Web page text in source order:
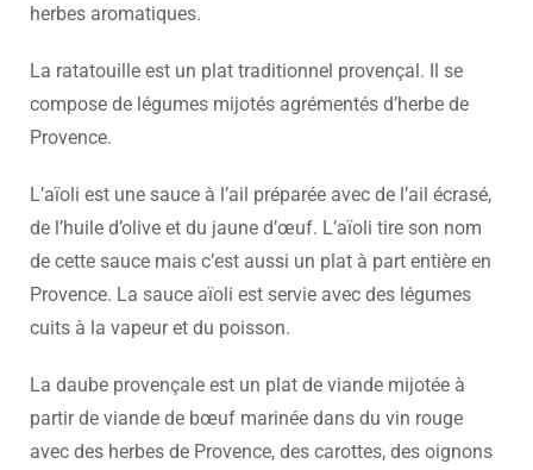
herbes aromatiques.
La ratatouille est un plat traditionnel provençal. Il se
compose de légumes mijotés agrémentés d’herbe de
Provence.
L’aïoli est une sauce à l’ail préparée avec de l’ail écrasé,
de l’huile d’olive et du jaune d’œuf. L’aïoli tire son nom
de cette sauce mais c’est aussi un plat à part entière en
Provence. La sauce aïoli est servie avec des légumes
cuits à la vapeur et du poisson.
La daube provençale est un plat de viande mijotée à
partir de viande de bœuf marinée dans du vin rouge
avec des herbes de Provence, des carottes, des oignons